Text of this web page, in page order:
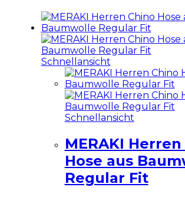
Schnellansicht
Schnellansicht
MERAKI
Hose aus
Regular Fit